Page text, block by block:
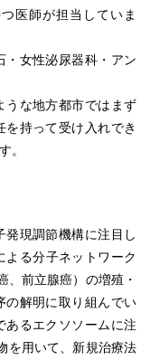
医師が担当していま
・女性泌尿器科・アン
うな地方都市ではまず
持って受け入れでき
。
発現調節機構に注目し
よる分子ネットワーク
、前立腺癌）の増殖・
の解明に取り組んでい
あるエクソソームに注
を用いて、新規治療法